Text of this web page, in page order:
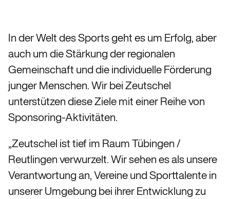
In der Welt des Sports geht es um Erfolg, aber
auch um die Stärkung der regionalen
Gemeinschaft und die individuelle Förderung
junger Menschen. Wir bei Zeutschel
unterstützen diese Ziele mit einer Reihe von
Sponsoring-Aktivitäten.
„Zeutschel ist tief im Raum Tübingen /
Reutlingen verwurzelt. Wir sehen es als unsere
Verantwortung an, Vereine und Sporttalente in
unserer Umgebung bei ihrer Entwicklung zu